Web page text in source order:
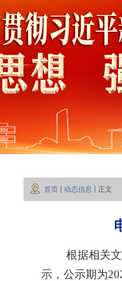
首页 动态信息 正文
根据相关
示，公示期为